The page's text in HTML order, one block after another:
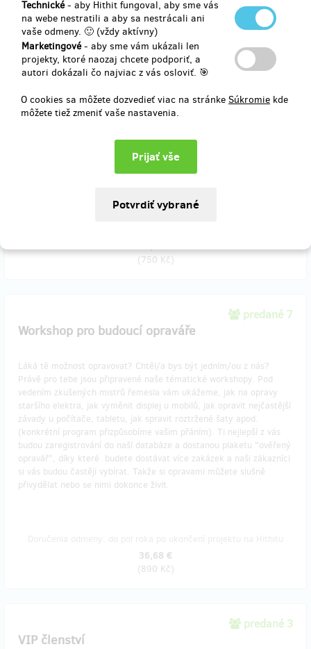
Technické- aby Hithit fungoval, aby sme vás
na webe nestratili a aby sa nestrácali ani
vaše odmeny. 🙂 (vždy aktívny)
Marketingové- aby sme vám ukázali len
projekty, ktoré naozaj chcete podporiť, a
autori dokázali čo najviac z vás osloviť. 🎯
O cookies sa môžete dozvedieť viac na stránke Súkromie kde
môžete tiež zmeniť vaše nastavenia.
Doručenia odmeny: do roka po ukončení projektu na Hithitu
26,79 €
(650 Kč)
Mikina s logem Opravárny a názvem projektu Opravme Česko.
Barvy a velikost dle vlastního výběru. Máme pánské i dámské.
(750 Kč)
predané 7
Workshop pro budoucí opraváře
Láká tě možnost opravovat? Chtěl/a bys být jedním/ou z nás?
Právě pro tebe jsou připravené naše tématické workshopy. Pod
vedením zkušených mistrů řemesla vám ukážeme, jak na opravy
staršího elektra, jak vyměnit displej u mobilů, jak opravit nejčastější
závady u počítače, tabletu, jak spravit roztržené šaty apod.
(konkrétní program přizpůsobíme vašim přáním). Ti nejlepší z vás
budou zaregistrování do naší databáze a dostanou plaketu "ověřený
opravář", díky které budete dostávat více zakázek a naši zákazníci
si vás budou častěji vybírat. Takže si opravami můžete slušně
přivydělat nebo se nimi dokonce živit.
36,68 €
(890 Kč)
predané 3
VIP členství